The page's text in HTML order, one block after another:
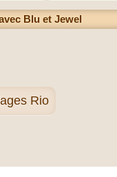
Blu et Jewel
Rio